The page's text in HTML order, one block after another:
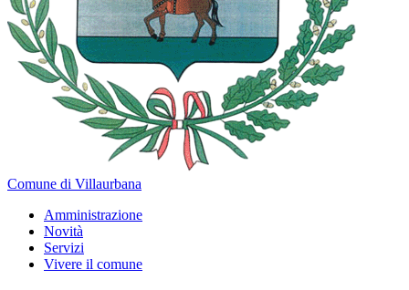
Comune di Villaurbana
Amministrazione
Novità
Servizi
Vivere il comune